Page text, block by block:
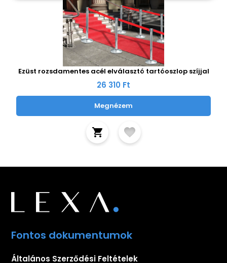
Ezüst rozsdamentes acél elválasztó tartóoszlop szíjjal
26 310 Ft
Megnézem
Fontos dokumentumok
Általános Szerződési Feltételek